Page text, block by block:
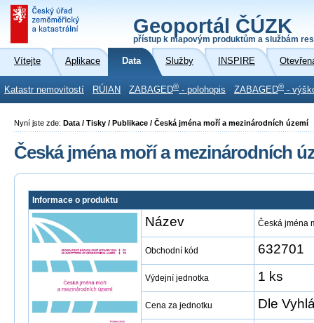
Geoportál ČÚZK
přístup k mapovým produktům a službám
Vítejte Aplikace Data Služby INSPIRE
Katastr nemovitostí RÚIAN ZABAGED® - polohopis ZABAGED® -
Nyní jste zde: Data / Tisky / Publikace / Česká jména moří a mezinárodních území
Česká jména moří a mezinárodních
Informace o produktu
Název Česká jména
Obchodní kód 632701
Výdejní jednotka 1 ks
Cena za jednotku Dle